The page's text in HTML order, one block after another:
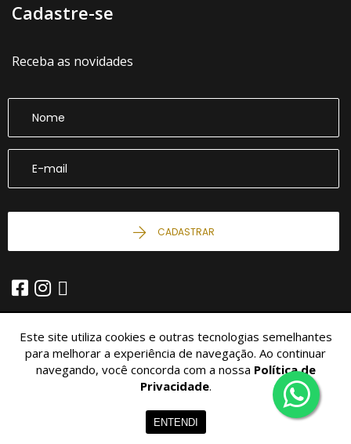
Imóveis Menu
Cadastre-se
Receba as novidades
CADASTRAR
© 2026 - Imobiliária São Miguel - 10.426.034/0001-04 -Todos os
Direitos Reservados.
Este site utiliza cookies e outras tecnologias semelhantes
para melhorar a experiência de navegação. Ao continuar
navegando, você concorda com a nossa Política de
Privacidade.
ENTENDI